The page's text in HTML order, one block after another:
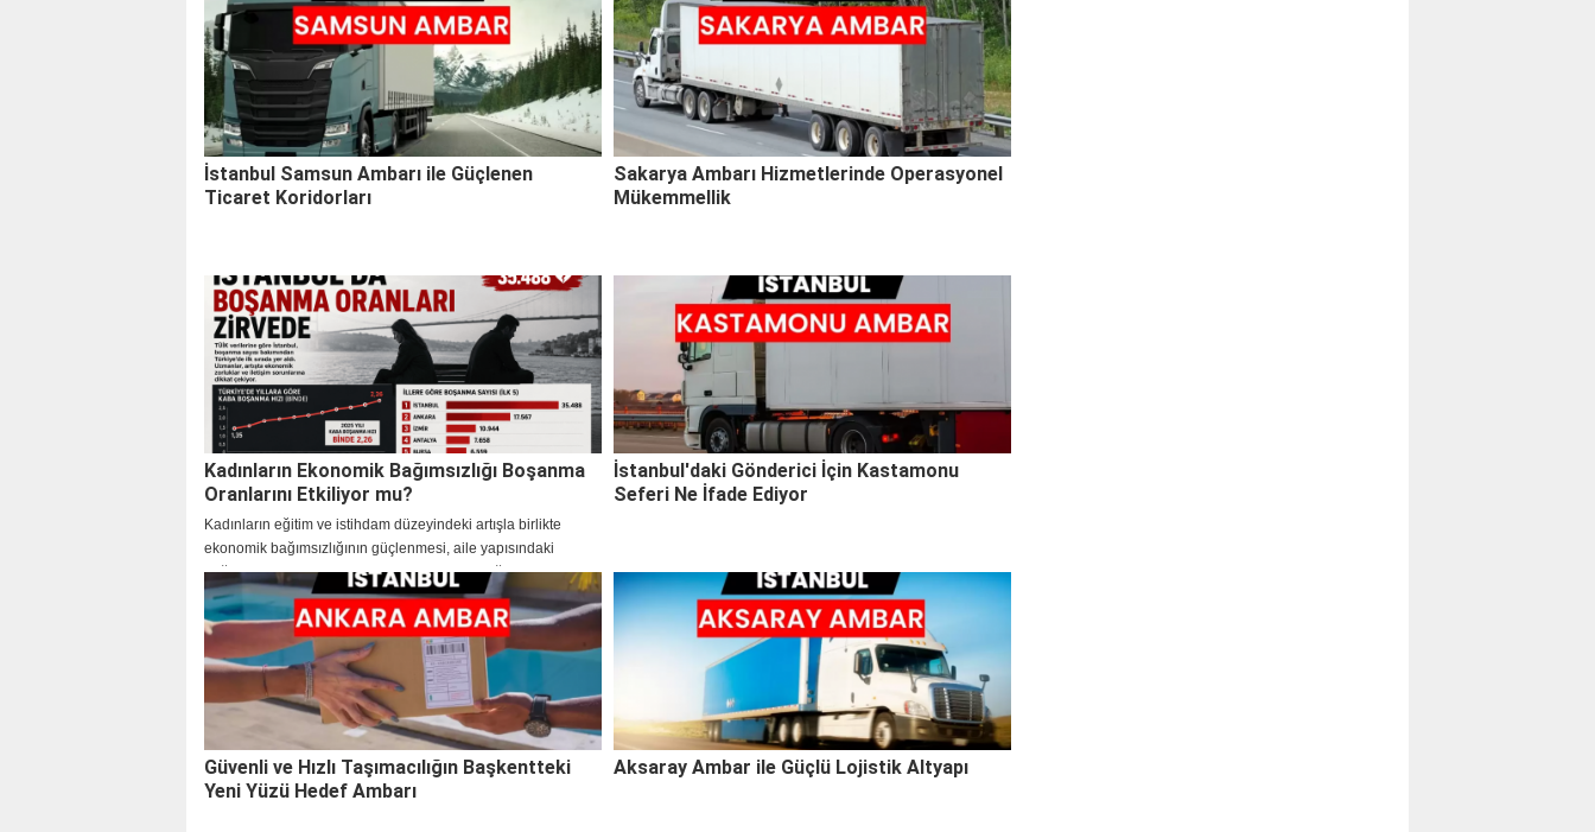
İstanbul Samsun Ambarı ile Güçlenen
Ticaret Koridorları
Sakarya Ambarı Hizmetlerinde Operasyonel
Mükemmellik
Kadınların Ekonomik Bağımsızlığı Boşanma
Oranlarını Etkiliyor mu?
Kadınların eğitim ve istihdam düzeyindeki artışla birlikte
ekonomik bağımsızlığının güçlenmesi, aile yapısındaki
değişimlerle sıkça ilişkilendiriliyor. Peki bu bağımsızlık
boşanma oranlarını etkiliyor mu? İstanbul verileri bu konuda
neler söylüyor?
İstanbul'daki Gönderici İçin Kastamonu
Seferi Ne İfade Ediyor
Güvenli ve Hızlı Taşımacılığın Başkentteki
Yeni Yüzü Hedef Ambarı
Aksaray Ambar ile Güçlü Lojistik Altyapı